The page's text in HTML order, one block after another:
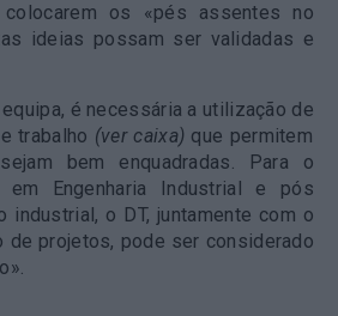
os «pés assentes no
ideias possam ser validadas e
é necessária a utilização de
trabalho (ver caixa) que permitem
bem enquadradas. Para o
em Engenharia Industrial e pós
industrial, o DT, juntamente com o
de projetos, pode ser considerado